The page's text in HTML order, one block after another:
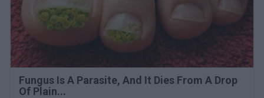
Fungus Is A Parasite, And It Dies From A Drop
Of Plain...